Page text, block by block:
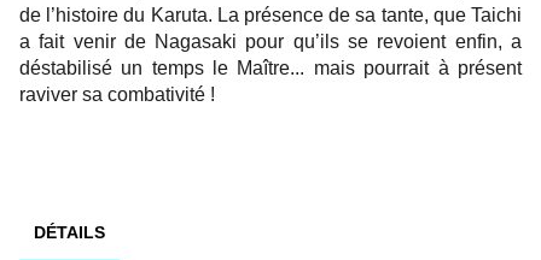
de l’histoire du Karuta. La présence de sa tante, que Taichi
a fait venir de Nagasaki pour qu’ils se revoient enfin, a
déstabilisé un temps le Maître... mais pourrait à présent
raviver sa combativité !
DÉTAILS